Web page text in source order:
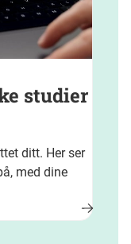
studier
ditt. Her ser
med dine